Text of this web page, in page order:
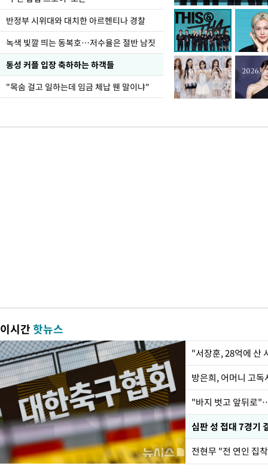
반정부 시위대와 대치한 아르헨티나 경찰
녹색 빛깔 띄는 동복호…저수율은 절반 남짓
동성 커플 입장 축하하는 하객들
"목숨 걸고 일하는데 임금 체납 웬 말이냐"
이시간핫뉴스
"서장훈, 28억에 산
방은희, 어머니 고
"바지 벗고 앞뒤로
심판 성 접대 7경기
전현무 "전 연인 집